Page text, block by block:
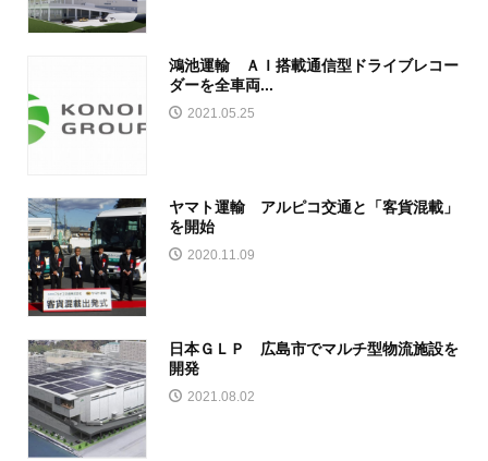
鴻池運輸 ＡＩ搭載通信型ドライブレコー
ダーを全車両...
2021.05.25
ヤマト運輸 アルピコ交通と「客貨混載」
を開始
2020.11.09
日本ＧＬＰ 広島市でマルチ型物流施設を
開発
2021.08.02